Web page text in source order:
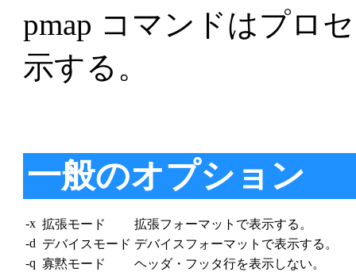
pmap コマンドはプロ
示する。
一般のオプション
-x 拡張モード
拡張フォーマットで表示する。
-d デバイスモード デバイスフォーマットで表示する。
-q 寡黙モード
ヘッダ・フッタ行を表示しない。